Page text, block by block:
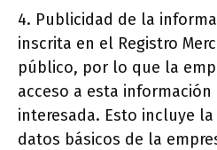
4. Publicidad de la
inscrita en el Registro
público, por lo que la
acceso a esta
interesada. Esto incluye
datos básicos de la